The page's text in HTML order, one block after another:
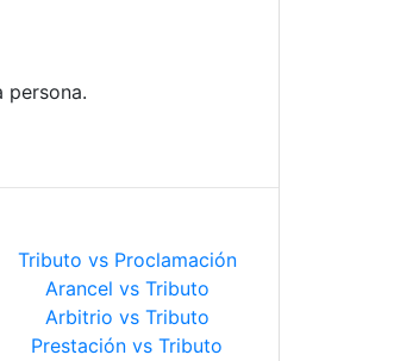
persona.
Tributo vs Proclamación
Arancel vs Tributo
Arbitrio vs Tributo
Prestación vs Tributo